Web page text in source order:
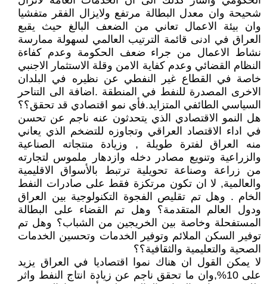
شحيحة وان معدل البطالة مرتفع ولايزال الفقر متفشيا
وان بيئة الاعمال تعاني من الضعف البالغ حيث يقبع
العراق في ادنى قائمة الترتيب العالمي لسهولة ممارسة
نشاط الاعمال من جراء ضعف الحكومة وعدم كفاءة
النظام القضائي وعدم كفاية الامن وقلة الاستثمار الاجنبي
خاصة في القطاع غير النفطي عن نظيره في البلدان
الاخرى المصدرة للنفط في المنطقة .اضافة الى التناحر
السياسي الطائفي المتزايد.فأي نمو اقتصادي قد تحقق؟؟
هل النمو الاقتصادي الذي يتحدثون عنه ناجم عن تحسن
في اداء الاقتصاد العراقي وتجاوزه للتضخم الذي يعاني
منه العراق لفترة طويلة , وزيادة منتجاته الصناعية
والزراعية وتنويع مصادر دخله وازدهار ملموس لتجارته
من زراعة وصناعة تحويلية ترتبط بالأسواق الاقليمية
والعالمية, لا ان تكون مرتكزة فقط على صادرات النفط
الخام . وهل تم تقليص الفجوة التكنولوجية بين العراق
ودول العالم المتقدمة؟ وهل تم القضاء على البطالة
المستفحلة وخاصة بين الخريجين من الشباب؟ وهل تم
توفير السكن الملائم وتوفير الخدمات وتحسين الخدمات
الصحية والتعليمية والثقافية؟؟
لا يمكن القول ان هناك نموا اقتصاديا في العراق يزيد
على 10%,وان ما تحقق ناجم عن زيادة انتاج النفط واثر